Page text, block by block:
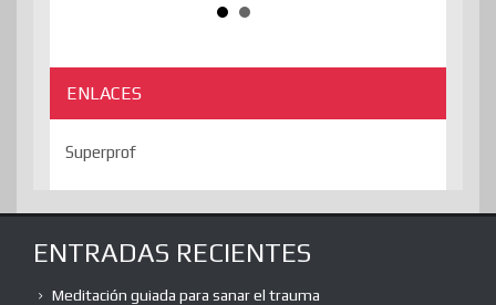
ENLACES
Superprof
ENTRADAS RECIENTES
Meditación guiada para sanar el trauma